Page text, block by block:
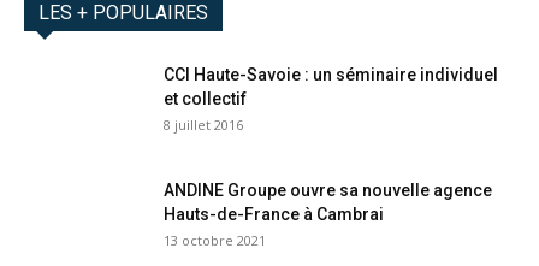
LES + POPULAIRES
CCI Haute-Savoie : un séminaire individuel
et collectif
8 juillet 2016
ANDINE Groupe ouvre sa nouvelle agence
Hauts-de-France à Cambrai
13 octobre 2021